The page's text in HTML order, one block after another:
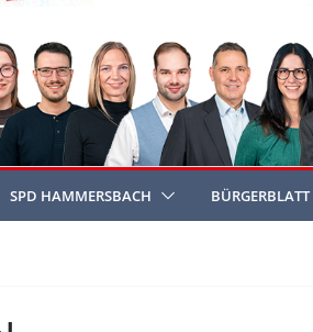
SPD HAMMERSBACH BÜRGERBLATT